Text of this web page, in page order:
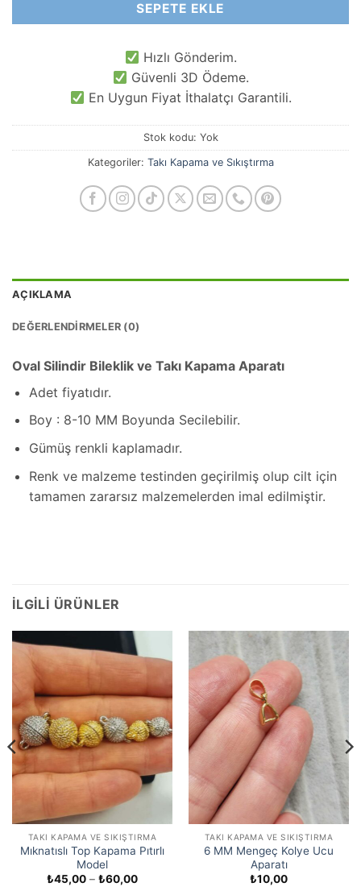
SEPETE EKLE
Hızlı Gönderim.
Güvenli 3D Ödeme.
En Uygun Fiyat İthalatçı Garantili.
Stok kodu: Yok
Kategoriler: Takı Kapama ve Sıkıştırma
AÇIKLAMA
DEĞERLENDIRMELER (0)
Oval Silindir Bileklik ve Takı Kapama Aparatı
Adet fiyatıdır.
Boy : 8-10 MM Boyunda Secilebilir.
Gümüş renkli kaplamadır.
Renk ve malzeme testinden geçirilmiş olup cilt için
tamamen zararsız malzemelerden imal edilmiştir.
İLGILI ÜRÜNLER
TAKI KAPAMA VE SIKIŞTIRMA
Mıknatıslı Top Kapama Pıtırlı
Model
₺45,00 – ₺60,00Fiyat
TAKI KAPAMA VE SIKIŞTIRMA
6 MM Mengeç Kolye Ucu
Aparatı
₺10,00